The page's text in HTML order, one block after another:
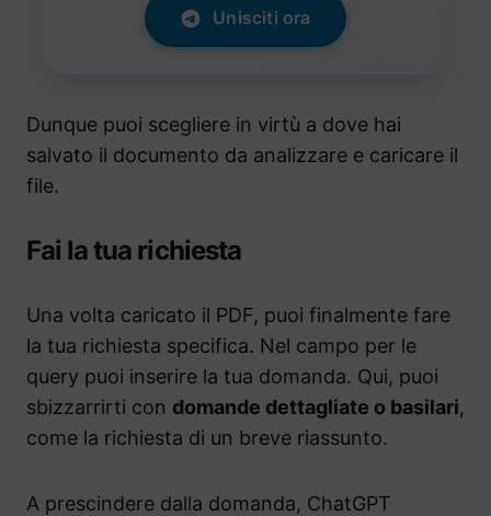
Unisciti ora
Dunque puoi scegliere in virtù a dove hai
salvato il documento da analizzare e caricare il
file.
Fai la tua richiesta
Una volta caricato il PDF, puoi finalmente fare
la tua richiesta specifica. Nel campo per le
query puoi inserire la tua domanda. Qui, puoi
sbizzarrirti con domande dettagliate o basilari,
come la richiesta di un breve riassunto.
A prescindere dalla domanda, ChatGPT